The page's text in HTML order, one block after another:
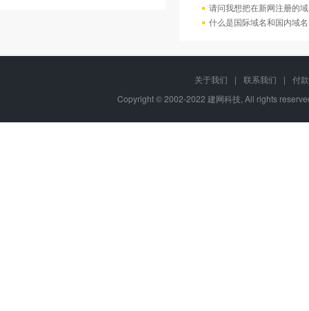
请问我想把在新网注册的
什么是国际域名和国内域
关于我们 | 联系我们 |
付
Copyright © 2002-2022 建网科技, All rights